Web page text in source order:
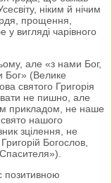
ніким й нічим
прощення,
вигляді чарівного
але «з нами Бог,
Бог» (Велике
святого Григорія
не пишно, але
прикладом, не наше
нашого
зцілення, не
Богослов,
позитивною